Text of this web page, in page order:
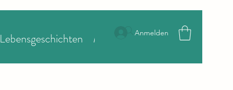
Lebensgeschichten More Anmelden